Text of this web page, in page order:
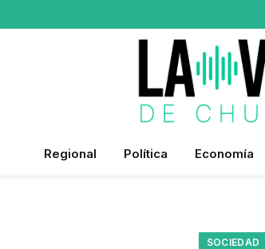
Regional Política Economía
SOCIEDAD